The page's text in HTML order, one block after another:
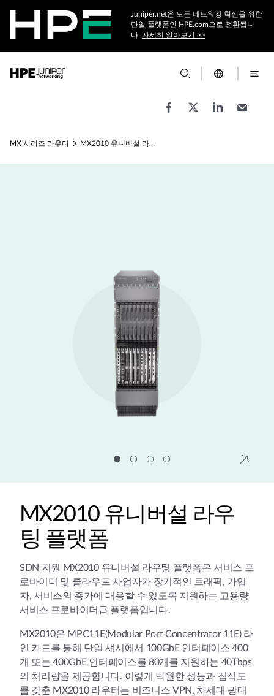
Juniper.net은 모든 네트워킹 혁신을 위한
단일 플랫폼인 HPE.com으로 전환됩니
다. 자세히 알아보기 >>
MX 시리즈 라우터 MX2010 유니버설 라우팅 플랫폼
MX2010 유니버설 라우
팅 플랫폼
SDN 지원 MX2010 유니버설 라우팅 플랫폼은 서비스 프
로바이더 및 클라우드 사업자가 장기적인 트래픽, 가입
자, 서비스의 증가에 대응할 수 있도록 지원하는 고용량
서비스 프로바이더급 플랫폼입니다.
MX2010은 MPC11E(Modular Port Concentrator 11E) 라
인 카드를 통해 단일 섀시에서 100GbE 인터페이스 400
개 또는 400GbE 인터페이스를 80개를 지원하는 40Tbps
의 처리량을 제공합니다. 이렇게 탁월한 성능과 집적도
를 갖춘 MX2010 라우터는 비즈니스 VPN, 차세대 광대